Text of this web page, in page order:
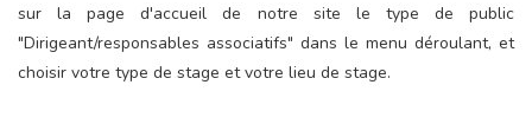
sur la page d'accueil de notre site le type de public
"Dirigeant/responsables associatifs" dans le menu déroulant, et
choisir votre type de stage et votre lieu de stage.